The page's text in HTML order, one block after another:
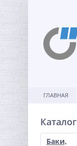
ГЛАВНАЯ
Баки,